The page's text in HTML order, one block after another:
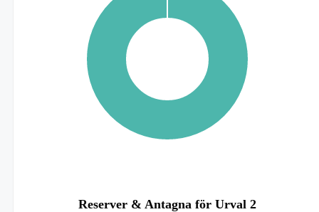
Reserver & Antagna för Urval 2